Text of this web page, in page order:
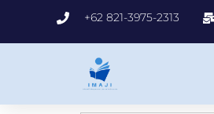
+62 821-3975-2313